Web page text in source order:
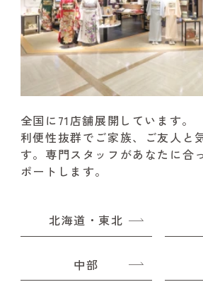
全国に71店舗展開しています。
利便性抜群でご家族、ご友人と
す。 専門スタッフがあなたに合
ポートします。
北海道・東北
中部